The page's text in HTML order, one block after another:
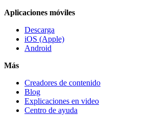
Aplicaciones móviles
Descarga
iOS (Apple)
Android
Más
Creadores de contenido
Blog
Explicaciones en video
Centro de ayuda